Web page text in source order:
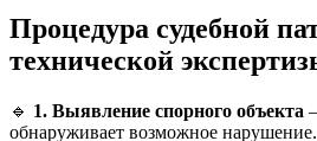
Процедура судебной
технической
🔹 1. Выявление спорного объекта
обнаруживает возможное нарушение.